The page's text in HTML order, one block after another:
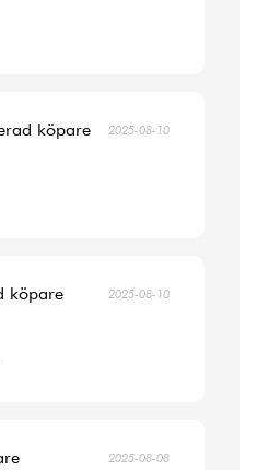
köpare 2025-08-10
köpare 2025-08-10
2025-08-08